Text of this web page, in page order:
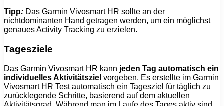
Tipp: Das Garmin Vivosmart HR sollte an der
nichtdominanten Hand getragen werden, um ein möglichst
genaues Activity Tracking zu erzielen.
Tagesziele
Das Garmin Vivosmart HR kann jeden Tag automatisch ein
individuelles Aktivitätsziel vorgeben. Es erstellte im Garmin
Vivosmart HR Test automatisch ein Tagesziel für täglich zu
zurücklegende Schritte, basierend auf dem aktuellen